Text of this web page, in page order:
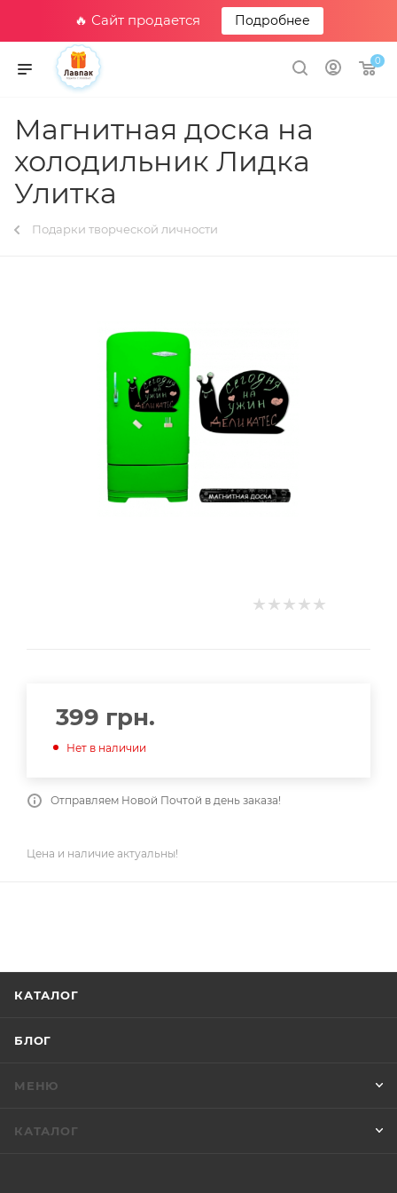
🔥 Сайт продается Подробнее
0
Магнитная доска на
холодильник Лидка
Улитка
Подарки творческой личности
399 грн.
Нет в наличии
Отправляем Новой Почтой в день заказа!
Цена и наличие актуальны!
КАТАЛОГ
БЛОГ
МЕНЮ
КАТАЛОГ